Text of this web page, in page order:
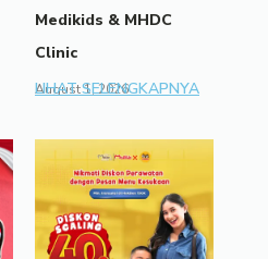
Medikids & MHDC
Clinic
August 1, 2026
LIHAT SELENGKAPNYA